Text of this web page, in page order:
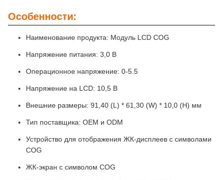
Особенности:
Наименование продукта: Модуль LCD COG
Напряжение питания: 3,0 В
Операционное напряжение: 0-5.5
Напряжение на LCD: 10,5 В
Внешние размеры: 91,40 (L) * 61,30 (W) * 10,0 (H) мм
Тип поставщика: OEM и ODM
Устройство для отображения ЖК-дисплеев с символами
COG
ЖК-экран с символом COG